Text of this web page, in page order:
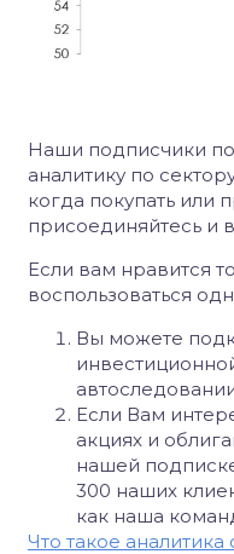
Наши подписчики
аналитику по
когда покупать или
присоединяйтесь и
Если вам нравится
воспользоваться
Вы можете
Если Вам
акциях и
нашей
300 наших
как наша
Что такое